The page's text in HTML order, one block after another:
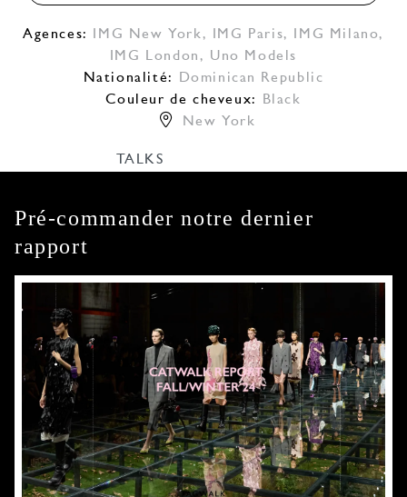
Agences: IMG New York, IMG Paris, IMG Milano,
IMG London , Uno Models
Nationalité:
Dominican Republic
Couleur de cheveux:
Black
New York
TALKS
Pré-commander notre dernier
rapport